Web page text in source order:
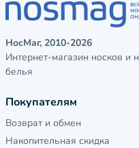
НосМаг, 2010-2026
Интернет-магазин носков и
белья
Покупателям
Возврат и обмен
Накопительная скидка